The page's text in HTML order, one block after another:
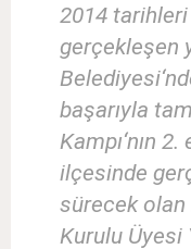
2014
gerçekleşen
başarıyla
Kampı‘nın
ilçesinde
sürecek olan
Kurulu Üyesi